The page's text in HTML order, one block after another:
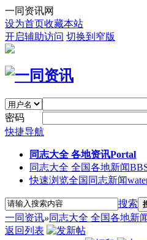
一同资讯网
设为首页收藏本站
开启辅助访问 切换到窄版
密码
快捷导航
同志大全 各地资讯Portal
同志大全 全国各地新闻
快速浏览全国同志新闻
搜索
一同资讯»同志大全 全国各地新
返回列表